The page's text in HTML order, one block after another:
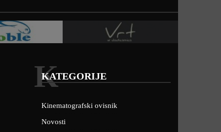
KATEGORIJE
K
Kinematografski ovisnik
Novosti